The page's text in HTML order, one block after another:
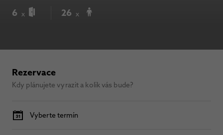
6 x 26 x
Rezervace
Kdy plánujete vyrazit a kolik vás bude?
Vyberte termín